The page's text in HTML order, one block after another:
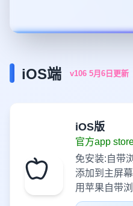
iOS端 v106 5月6日更新
iOS版
官方app
免安装:自带
添加到主屏
用苹果自带